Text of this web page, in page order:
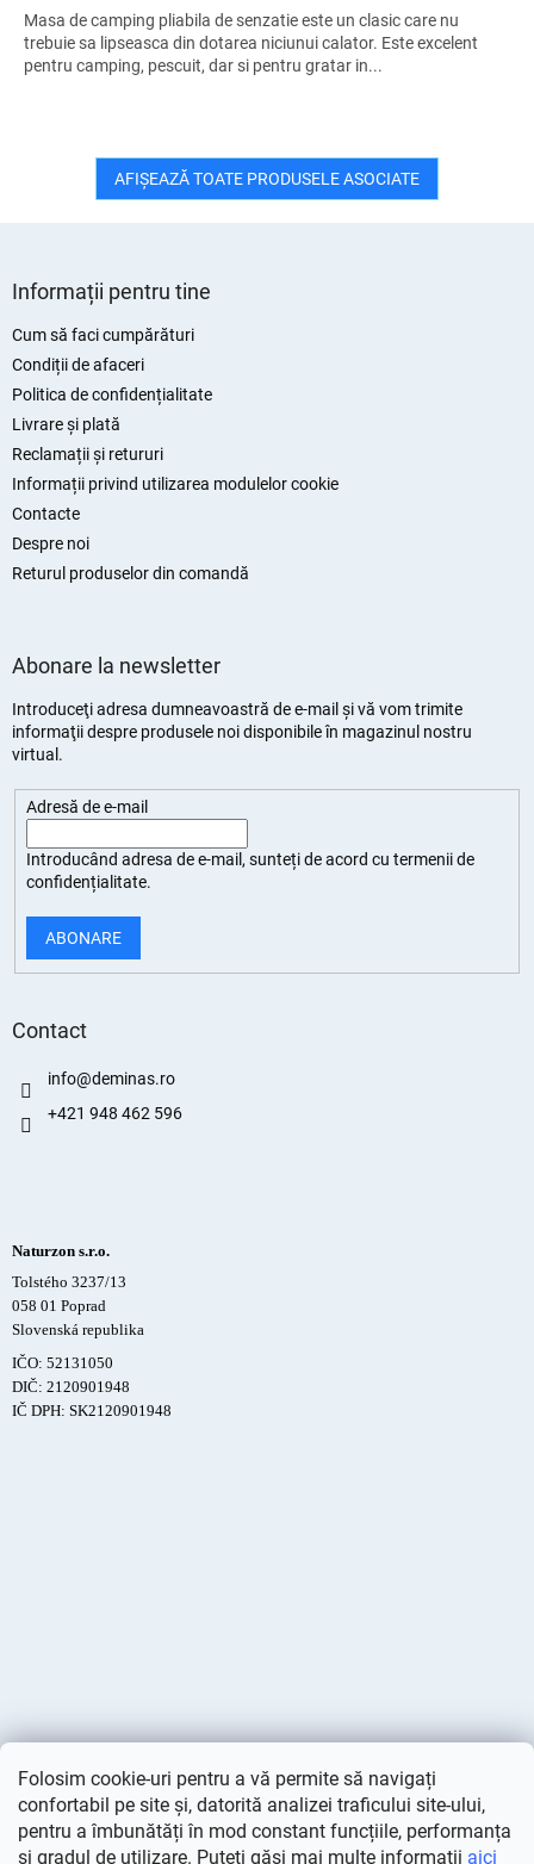
Folosim cookie-uri pentru a vă permite să navigați
confortabil pe site și, datorită analizei traficului site-ului,
pentru a îmbunătăți în mod constant funcțiile, performanța
și gradul de utilizare. Puteți găsi mai multe informații aici
Masa de camping pliabila de senzatie este un clasic care nu
trebuie sa lipseasca din dotarea niciunui calator. Este excelent
pentru camping, pescuit, dar si pentru gratar in...
AFIŞEAZĂ TOATE PRODUSELE ASOCIATE
Informații pentru tine
Cum să faci cumpărături
Condiții de afaceri
Politica de confidențialitate
Livrare și plată
Reclamații și retururi
Informații privind utilizarea modulelor cookie
Contacte
Despre noi
Returul produselor din comandă
Abonare la newsletter
Introduceţi adresa dumneavoastră de e-mail şi vă vom trimite
informaţii despre produsele noi disponibile în magazinul nostru
virtual.
Adresă de e-mail
Introducând adresa de e-mail, sunteți deacord cu termenii de
confidențialitate.
ABONARE
Contact
info@deminas.ro
+421 948 462 596
Naturzon s.r.o.
Tolstého 3237/13
058 01 Poprad
Slovenská republika
IČO: 52131050
DIČ: 2120901948
IČ DPH: SK2120901948